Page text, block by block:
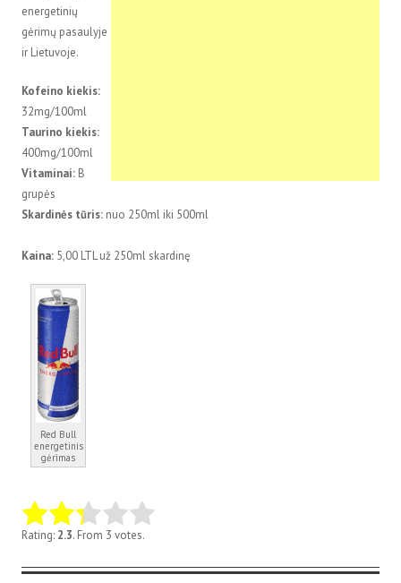
energetinių
gėrimų pasaulyje
ir Lietuvoje.
Kofeino kiekis:
32mg/100ml
Taurino kiekis:
400mg/100ml
Vitaminai: B
grupės
Skardinės tūris: nuo 250ml iki 500ml
Kaina: 5,00 LTL už 250ml skardinę
Red Bull
energetinis
gėrimas
Rating: 2.3. From 3 votes.